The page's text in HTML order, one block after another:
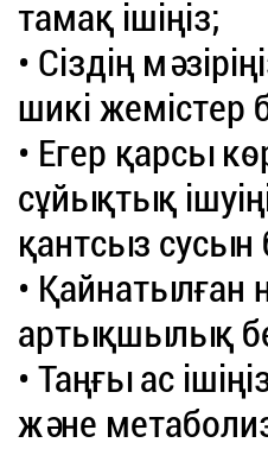
тамақ ішіңіз;
• Сіздің
шикі жемістер
• Егер қарсы
сұйықтық
қантсыз
• Қайнатылған
артықшылық
• Таңғы ас
және